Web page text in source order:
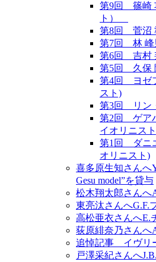
第9回 篠崎
ト）
第8回 菅沼
第7回 林 峰
第6回 吉村
第5回 久保
第4回 ヨゼ
スト)
第3回 リン
第2回 ゲア
イオリニス
第1回 ダニ
オリニスト)
喜多原生知さんへ
Gesu model”を貸与
松木翔太郎さんへ
東亮汰さんへG.F.
高松亜衣さんへE.
荻原緋奈乃さんへ
追悼記事 イヴリ
戸澤采紀さんへ